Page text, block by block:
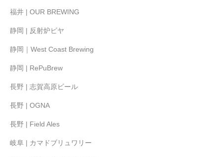
福井 | OUR BREWING
静岡 | 反射炉ビヤ
静岡｜West Coast Brewing
静岡 | RePuBrew
長野 | 志賀高原ビール
長野 | OGNA
長野 | Field Ales
岐阜 | カマドブリュワリー